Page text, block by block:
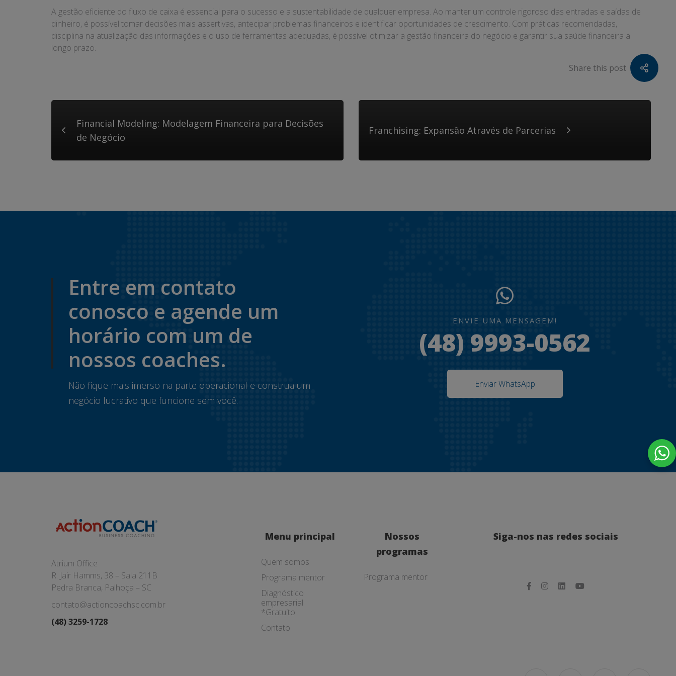
A gestão eficiente do fluxo de caixa é essencial para o sucesso e a sustentabilidade de qualquer empresa. Ao manter um controle rigoroso das entradas e saídas de
dinheiro, é possível tomar decisões mais assertivas, antecipar problemas financeiros e identificar oportunidades de crescimento. Com práticas recomendadas,
disciplina na atualização das informações e o uso de ferramentas adequadas, é possível otimizar a gestão financeira do negócio e garantir sua saúde financeira a
longo prazo.
Share this post
Financial Modeling: Modelagem Financeira para Decisões
de Negócio
Franchising: Expansão Através de Parcerias
Entre em contato
conosco e agende um
horário com um de
nossos coaches.
Não fique mais imerso na parte operacional e construa um
negócio lucrativo que funcione sem você.
ENVIE UMA MENSAGEM!
(48) 9993-0562
Enviar WhatsApp
Atrium Office
R. Jair Hamms, 38 – Sala 211B
Pedra Branca, Palhoça – SC
contato@actioncoachsc.com.br
(48) 3259-1728
Menu principal
Quem somos
Programa mentor
Diagnóstico
empresarial
*Gratuito
Contato
Nossos
programas
Programa mentor
Siga-nos nas redes sociais